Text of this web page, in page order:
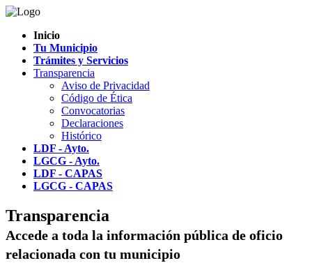
Inicio
Tu Municipio
Trámites y Servicios
Transparencia
Aviso de Privacidad
Código de Ética
Convocatorias
Declaraciones
Histórico
LDF - Ayto.
LGCG - Ayto.
LDF - CAPAS
LGCG - CAPAS
Transparencia
Accede a toda la información pública de oficio
relacionada con tu municipio